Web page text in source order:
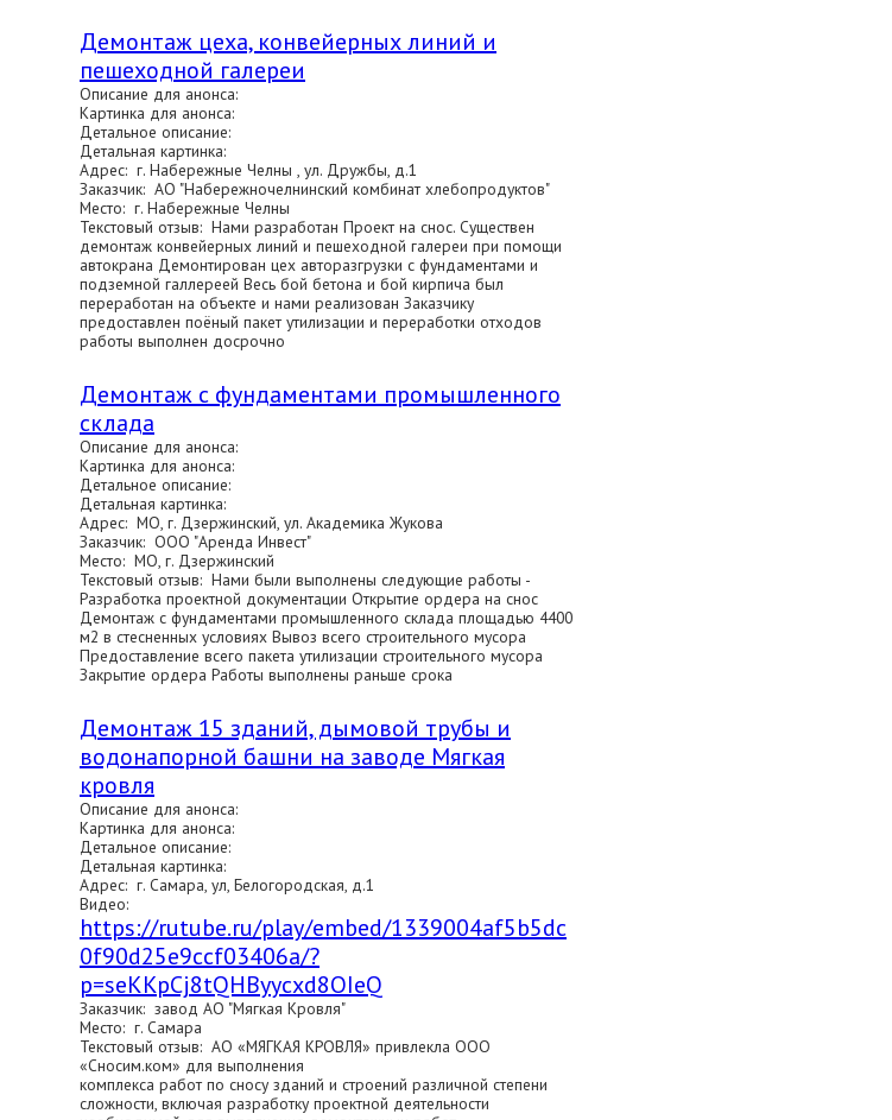
Демонтаж цеха, конвейерных линий и
пешеходной галереи
Описание для анонса:
Картинка для анонса:
Детальное описание:
Детальная картинка:
Адрес: г. Набережные Челны , ул. Дружбы, д.1
Заказчик: АО "Набережночелнинский комбинат хлебопродуктов"
Место: г. Набережные Челны
Текстовый отзыв: Нами разработан Проект на снос. Существен
демонтаж конвейерных линий и пешеходной галереи при помощи
автокрана Демонтирован цех авторазгрузки с фундаментами и
подземной галлереей Весь бой бетона и бой кирпича был
переработан на объекте и нами реализован Заказчику
предоставлен поёный пакет утилизации и переработки отходов
работы выполнен досрочно
Демонтаж с фундаментами промышленного
склада
Описание для анонса:
Картинка для анонса:
Детальное описание:
Детальная картинка:
Адрес: МО, г. Дзержинский, ул. Академика Жукова
Заказчик: ООО "Аренда Инвест"
Место: МО, г. Дзержинский
Текстовый отзыв: Нами были выполнены следующие работы -
Разработка проектной документации Открытие ордера на снос
Демонтаж с фундаментами промышленного склада площадью 4400
м2 в стесненных условиях Вывоз всего строительного мусора
Предоставление всего пакета утилизации строительного мусора
Закрытие ордера Работы выполнены раньше срока
Демонтаж 15 зданий, дымовой трубы и
водонапорной башни на заводе Мягкая
кровля
Описание для анонса:
Картинка для анонса:
Детальное описание:
Детальная картинка:
Адрес: г. Самара, ул, Белогородская, д.1
Видео:
https://rutube.ru/play/embed/1339004af5b5dc
0f90d25e9ccf03406a/?
p=seKKpCj8tQHByycxd8OIeQ
Заказчик: завод АО "Мягкая Кровля"
Место: г. Самара
Текстовый отзыв: АО «МЯГКАЯ КРОВЛЯ» привлекла ООО
«Сносим.ком» для выполнения
комплекса работ по сносу зданий и строений различной степени
сложности, включая разработку проектной деятельности